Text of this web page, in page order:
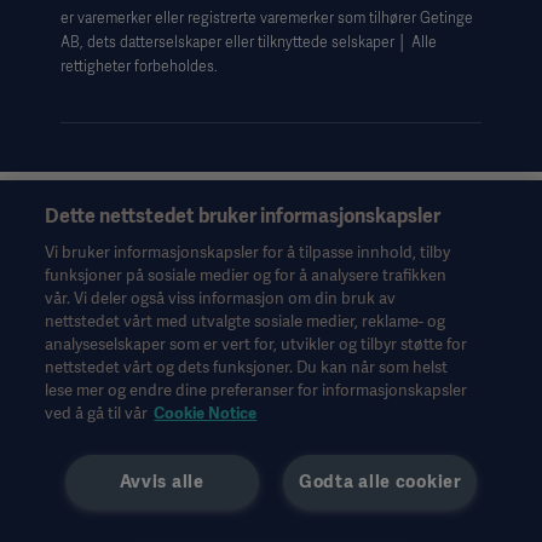
Data Subject Request Form
er varemerker eller registrerte varemerker som tilhører Getinge
AB, dets datterselskaper eller tilknyttede selskaper │ Alle
rettigheter forbeholdes.
Denne informasjonen er utelukkende ment for helsepersonell
eller andre fagpersoner og er bare til orientering. Den er ikke
uttømmende og erstatter derfor ikke bruksanvisningen,
servicehåndboken eller medisinsk rådgivning. Getinge er ikke
ansvarlig for det andre parter gjør eller ikke gjør på bakgrunn av
dette materialet, og brukeren bærer risikoen for sin bruk av
materialet.
Det er ikke sikkert behandlinger, løsninger eller produkter som
nevnes i materialet, er tilgjengelige eller tillatt i det landet hvor
brukes uten skriftlig tillatelse fra Getinge.
Denne informasjonen er ment for et internasjonalt publikum
utenfor USA.
Dette nettstedet bruker informasjonskapsler
Vi bruker informasjonskapsler for å tilpasse innhold, tilby
funksjoner på sosiale medier og for å analysere trafikken
vår. Vi deler også viss informasjon om din bruk av
nettstedet vårt med utvalgte sosiale medier, reklame- og
analyseselskaper som er vert for, utvikler og tilbyr støtte for
nettstedet vårt og dets funksjoner. Du kan når som helst
lese mer og endre dine preferanser for informasjonskapsler
ved å gå til vår Cookie Notice
Godta alle cookier
Avvis alle